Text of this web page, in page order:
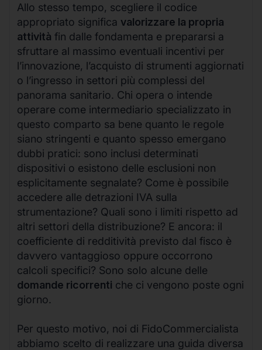
Allo stesso tempo, scegliere il codice
appropriato significa valorizzare la propria
attività fin dalle fondamenta e prepararsi a
sfruttare al massimo eventuali incentivi per
l’innovazione, l’acquisto di strumenti aggiornati
o l’ingresso in settori più complessi del
panorama sanitario. Chi opera o intende
operare come intermediario specializzato in
questo comparto sa bene quanto le regole
siano stringenti e quanto spesso emergano
dubbi pratici: sono inclusi determinati
dispositivi o esistono delle esclusioni non
esplicitamente segnalate? Come è possibile
accedere alle detrazioni IVA sulla
strumentazione? Quali sono i limiti rispetto ad
altri settori della distribuzione? E ancora: il
coefficiente di redditività previsto dal fisco è
davvero vantaggioso oppure occorrono
calcoli specifici? Sono solo alcune delle
domande ricorrenti che ci vengono poste ogni
giorno.
Per questo motivo, noi di FidoCommercialista
abbiamo scelto di realizzare una guida diversa